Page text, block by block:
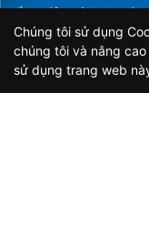
Tổng Biên Tập: Vũ Đức
Giấy phép hoạt động
Thông tin và Truyền
Chúng tôi sử dụng
chúng tôi và nâng
sử dụng trang web